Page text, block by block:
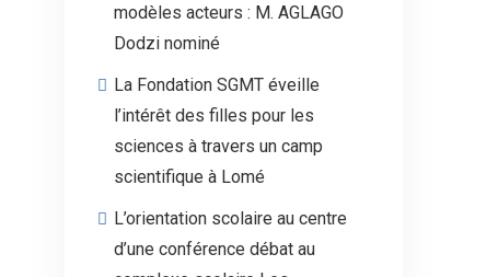
modèles acteurs : M. AGLAGO
Dodzi nominé
La Fondation SGMT éveille
l’intérêt des filles pour les
sciences à travers un camp
scientifique à Lomé
L’orientation scolaire au centre
d’une conférence débat au